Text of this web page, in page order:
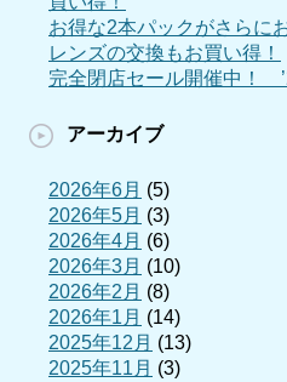
お得な2本パックがさらに
レンズの交換もお買い得！
完全閉店セール開催中！
アーカイブ
2026年6月 (5)
2026年5月 (3)
2026年4月 (6)
2026年3月 (10)
2026年2月 (8)
2026年1月 (14)
2025年12月 (13)
2025年11月 (3)